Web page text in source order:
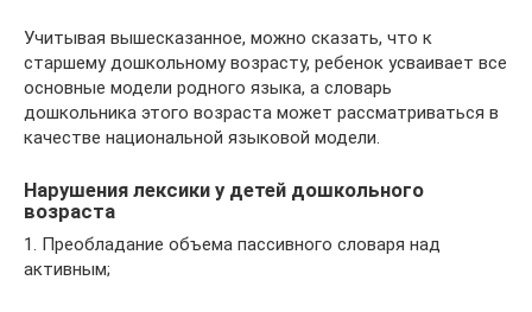
Учитывая вышесказанное, можно сказать, что к
старшему дошкольному возрасту, ребенок усваивает все
основные модели родного языка, а словарь
дошкольника этого возраста может рассматриваться в
качестве национальной языковой модели.
Нарушения лексики у детей дошкольного
возраста
1. Преобладание объема пассивного словаря над
активным;